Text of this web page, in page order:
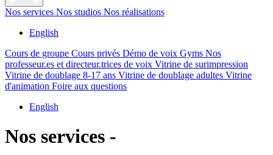
Nos services Nos studios Nos réalisations
English
Cours de groupe Cours privés Démo de voix Gyms Nos
professeur.es et directeur.trices de voix Vitrine de surimpression
Vitrine de doublage 8-17 ans Vitrine de doublage adultes Vitrine
d'animation Foire aux questions
English
Nos services -